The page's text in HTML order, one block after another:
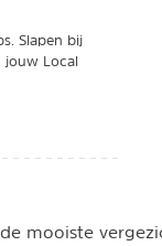
Slapen bij
jouw Local
mooiste